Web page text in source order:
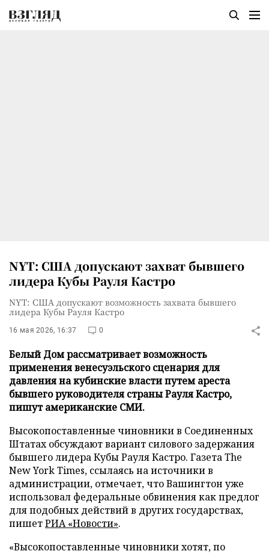
NYT: США допускают захват бывшего
лидера Кубы Рауля Кастро
NYT: США допускают возможность захвата бывшего
лидера Кубы Рауля Кастро
16 мая 2026, 16:37 0
Белый Дом рассматривает возможность
применения венесуэльского сценария для
давления на кубинские власти путем ареста
бывшего руководителя страны Рауля Кастро,
пишут американские СМИ.
Высокопоставленные чиновники в Соединенных
Штатах обсуждают вариант силового задержания
бывшего лидера Кубы Рауля Кастро. Газета The
New York Times, ссылаясь на источники в
администрации, отмечает, что Вашингтон уже
использовал федеральные обвинения как предлог
для подобных действий в других государствах,
пишетРИА «Новости».
«Высокопоставленные чиновники хотят, по